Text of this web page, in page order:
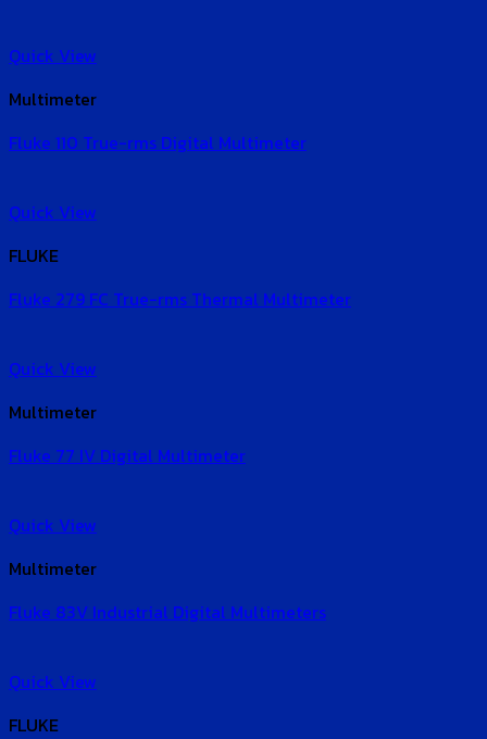
Quick View
Multimeter
Fluke 110 True-rms Digital Multimeter
Quick View
FLUKE
Fluke 279 FC True-rms Thermal Multimeter
Quick View
Multimeter
Fluke 77 IV Digital Multimeter
Quick View
Multimeter
Fluke 83V Industrial Digital Multimeters
Quick View
FLUKE